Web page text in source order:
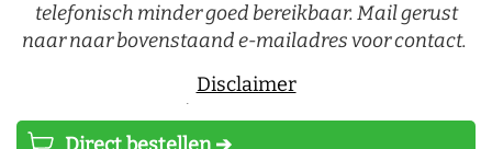
telefonisch minder goed bereikbaar. Mail gerust
naar naar bovenstaand e-mailadres voor contact.
Disclaimer
Privacystatement